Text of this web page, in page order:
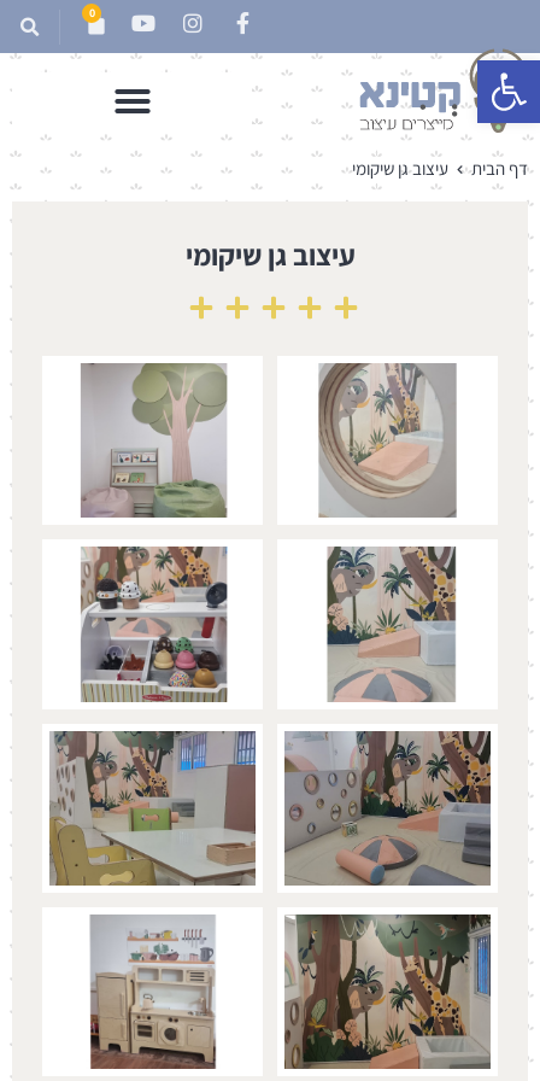
פתח סרגל נגישות
0
דף הבית עיצוב גן שיקומי
עיצוב גן שיקומי